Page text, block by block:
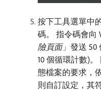
按下工具選單中
碼。 指令碼會向
險頁面」發送 50
10 個循環計數)
態檔案的要求，
則自訂設定，其